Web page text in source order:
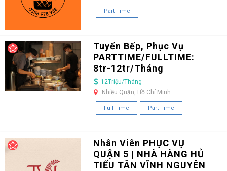
Part Time
Tuyển Bếp, Phục Vụ
PARTTIME/FULLTIME:
8tr-12tr/Tháng
12Triệu/Tháng
Nhiều Quận, Hồ Chí Minh
Full Time Part Time
Nhân Viên PHỤC VỤ
QUẬN 5 | NHÀ HÀNG HỦ
TIẾU TÂN VĨNH NGUYÊN